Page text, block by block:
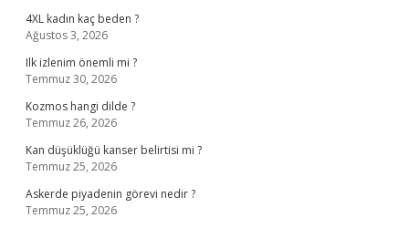
4XL kadın kaç beden ?
Ağustos 3, 2026
Ilk izlenim önemli mi ?
Temmuz 30, 2026
Kozmos hangi dilde ?
Temmuz 26, 2026
Kan düşüklüğü kanser belirtisi mi ?
Temmuz 25, 2026
Askerde piyadenin görevi nedir ?
Temmuz 25, 2026